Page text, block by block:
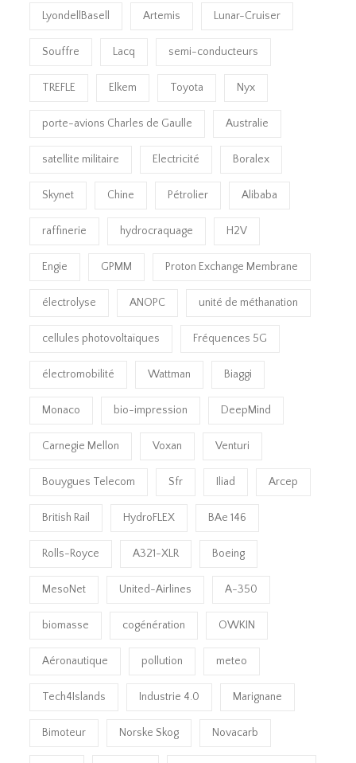
LyondellBasell Artemis Lunar-Cruiser
Souffre Lacq semi-conducteurs
TREFLE Elkem Toyota Nyx
porte-avions Charles de Gaulle Australie
satellite militaire Electricité Boralex
Skynet Chine Pétrolier Alibaba
raffinerie hydrocraquage H2V
Engie GPMM Proton Exchange Membrane
électrolyse ANOPC unité de méthanation
cellules photovoltaïques Fréquences 5G
électromobilité Wattman Biaggi
Monaco bio-impression DeepMind
Carnegie Mellon Voxan Venturi
Bouygues Telecom Sfr Iliad Arcep
British Rail HydroFLEX BAe 146
Rolls-Royce A321-XLR Boeing
MesoNet United-Airlines A-350
biomasse cogénération OWKIN
Aéronautique pollution meteo
Tech4Islands Industrie 4.0 Marignane
Bimoteur Norske Skog Novacarb